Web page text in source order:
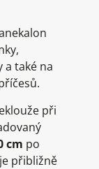
a také na
při
cm po
přibližně